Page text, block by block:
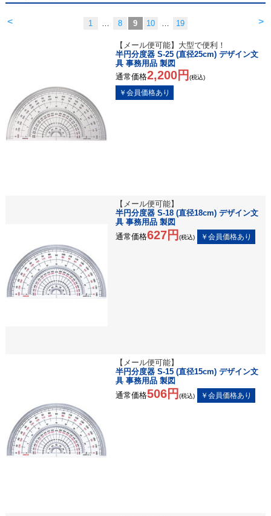
< >
1 … 8 9 10 … 19
【メール便可能】大型で便利！
半円分度器 S-25 (直径25cm) デザイン文
具 事務用品 製図
通常価格2,200円 (税込)
【メール便可能】
半円分度器 S-18 (直径18cm) デザイン文
具 事務用品 製図
通常価格627円 (税込)
【メール便可能】
半円分度器 S-15 (直径15cm) デザイン文
具 事務用品 製図
通常価格506円 (税込)